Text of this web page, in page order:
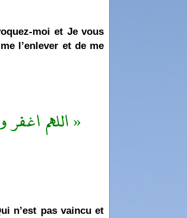
moi et Je vous
l’enlever et de me
« اللهم
n’est pas vaincu et